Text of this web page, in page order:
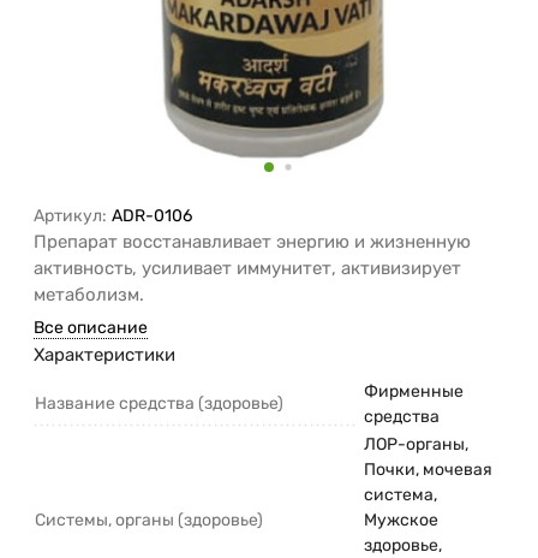
Артикул: ADR-0106
Препарат восстанавливает энергию и жизненную
активность, усиливает иммунитет, активизирует
метаболизм.
Все описание
Характеристики
Название средства (здоровье)
Фирменные
средства
Системы, органы (здоровье)
ЛОР-органы,
Почки, мочевая
система,
Мужское
здоровье,